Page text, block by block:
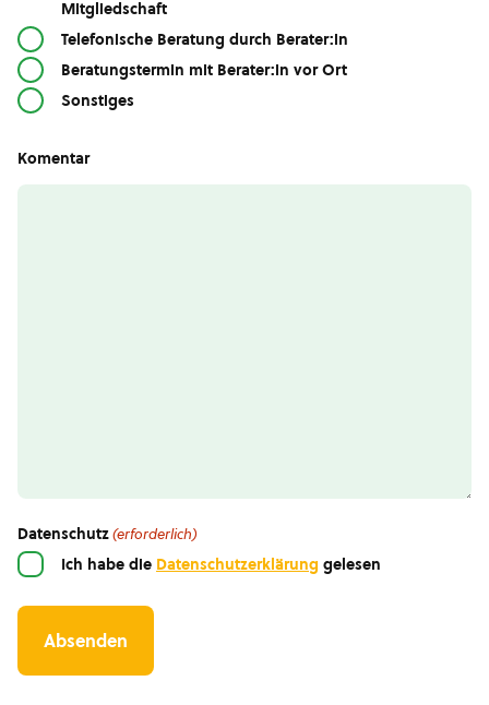
Mitgliedschaft
Telefonische Beratung durch Berater:in
Beratungstermin mit Berater:in vor Ort
Sonstiges
Komentar
Datenschutz(erforderlich)
Ich habe die Datenschutzerklärung gelesen